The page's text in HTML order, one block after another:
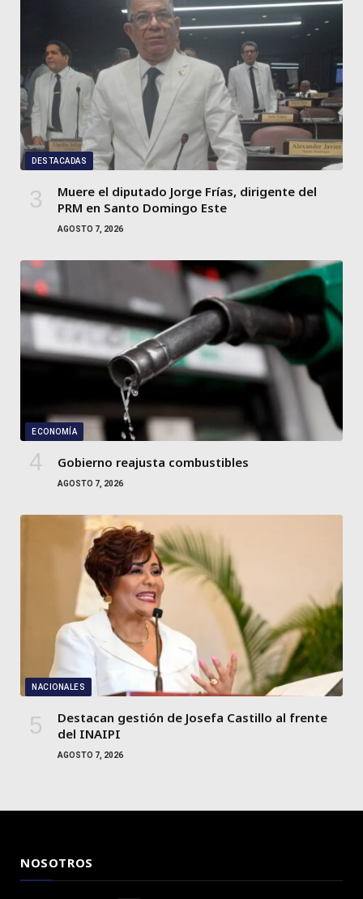
DESTACADAS
Muere el diputado Jorge Frías, dirigente del
PRM en Santo Domingo Este
AGOSTO 7, 2026
ECONOMÍA
Gobierno reajusta combustibles
AGOSTO 7, 2026
NACIONALES
Destacan gestión de Josefa Castillo al frente
del INAIPI
AGOSTO 7, 2026
NOSOTROS